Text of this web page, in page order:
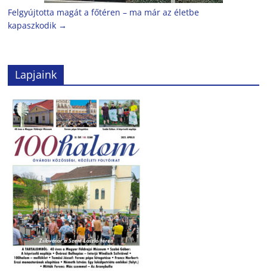
Felgyújtotta magát a főtéren – ma már az életbe
kapaszkodik →
Lapjaink